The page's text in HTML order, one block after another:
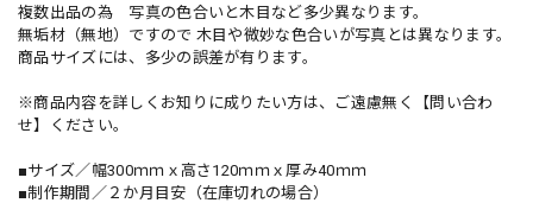
複数出品の為 写真の色合いと木目など多少異なります。
無垢材（無地）ですので 木目や微妙な色合いが写真とは異なります。
商品サイズには、多少の誤差が有ります。
※商品内容を詳しくお知りに成りたい方は、ご遠慮無く【問い合わ
せ】ください。
■サイズ／幅300ｍｍｘ高さ120ｍｍｘ厚み40ｍｍ
■制作期間／２か月目安（在庫切れの場合）